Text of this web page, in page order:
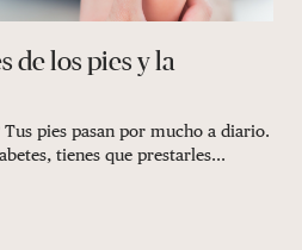
de los pies y la
Tus pies pasan por mucho a diario.
tienes que prestarles...